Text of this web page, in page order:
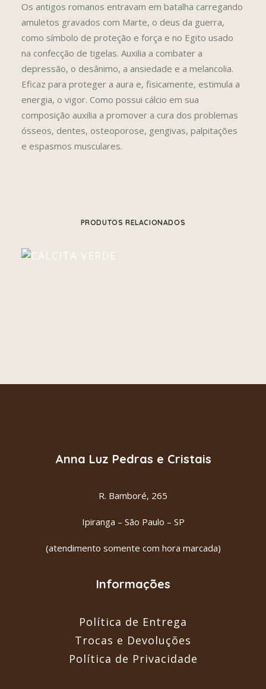
Os antigos romanos entravam em batalha carregando
amuletos gravados com Marte, o deus da guerra,
como símbolo de proteção e força e no Egito usado
na confecção de tigelas. Auxilia a combater a
depressão, o desânimo, a ansiedade e a melancolia.
Eficaz para proteger a aura e, fisicamente, estimula a
energia, o vigor. Como possui cálcio em sua
composição auxilia a promover a cura dos problemas
ósseos, dentes, osteoporose, gengivas, palpitações
e espasmos musculares.
PRODUTOS RELACIONADOS
Anna Luz Pedras e Cristais
R. Bamboré, 265
Ipiranga – São Paulo – SP
(atendimento somente com hora marcada)
Informações
Política de Entrega
Trocas e Devoluções
Política de Privacidade